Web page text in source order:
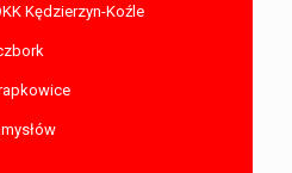
Kędzierzyn-Koźle